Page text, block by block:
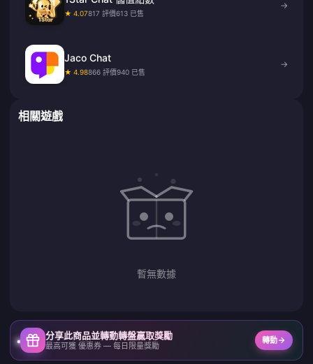
★ 4.07817 評價613 已售
→
Jaco Chat
★ 4.98866 評價940 已售
→
相關遊戲
暫無數據
分享此商品並轉動轉盤贏取獎勵
最高可獲 優惠券 — 每日限量獎勵
轉動